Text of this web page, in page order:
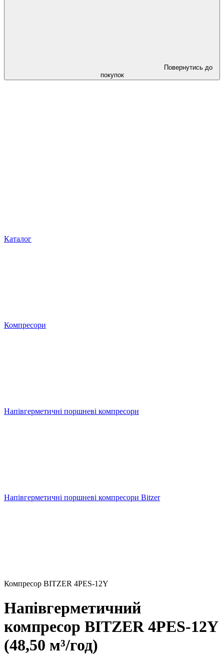
Повернутись до
покупок
Каталог
Компресори
Напівгерметичні поршневі компресори
Напівгерметичні поршневі компресори Bitzer
Компресор BITZER 4PES-12Y
Напівгерметичний
компресор BITZER 4PES-12Y
(48,50 м³/год)